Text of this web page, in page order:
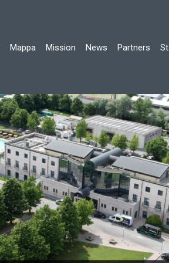
Mappa Mission News Partners